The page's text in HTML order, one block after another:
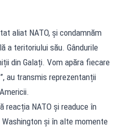
aliat NATO, și condamnăm
a teritoriului său. Gândurile
din Galați. Vom apăra fiecare
au transmis reprezentanții
reacția NATO și readuce în
și în alte momente